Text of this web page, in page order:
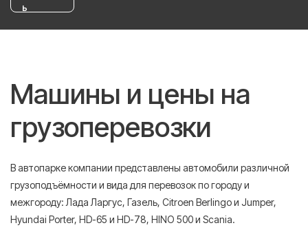
ь
Машины и цены на
грузоперевозки
В автопарке компании представлены автомобили различной
грузоподъёмности и вида для перевозок по городу и
межгороду: Лада Ларгус, Газель, Citroen Berlingo и Jumper,
Hyundai Porter, HD-65 и HD-78, HINO 500 и Scania.